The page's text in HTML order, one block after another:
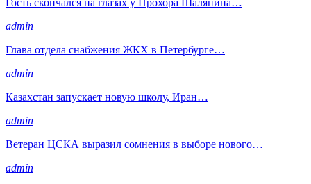
admin
Глава отдела снабжения ЖКХ в Петербурге…
admin
Казахстан запускает новую школу, Иран…
admin
Ветеран ЦСКА выразил сомнения в выборе нового…
admin